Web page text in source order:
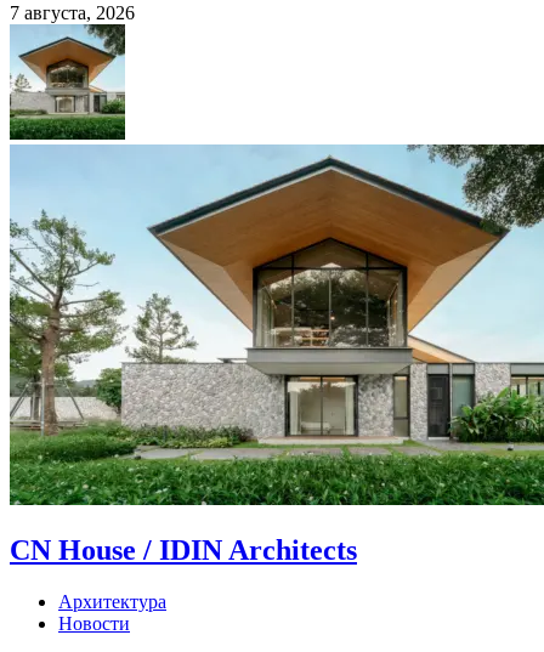
7 августа, 2026
CN House / IDIN Architects
Архитектура
Новости